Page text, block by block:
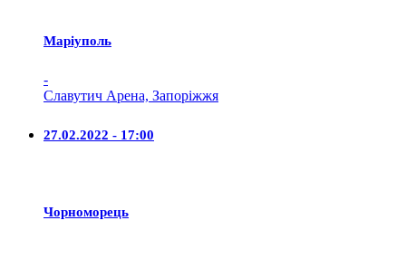
Маріуполь
-
Славутич Арена, Запоріжжя
27.02.2022 - 17:00
Чорноморець